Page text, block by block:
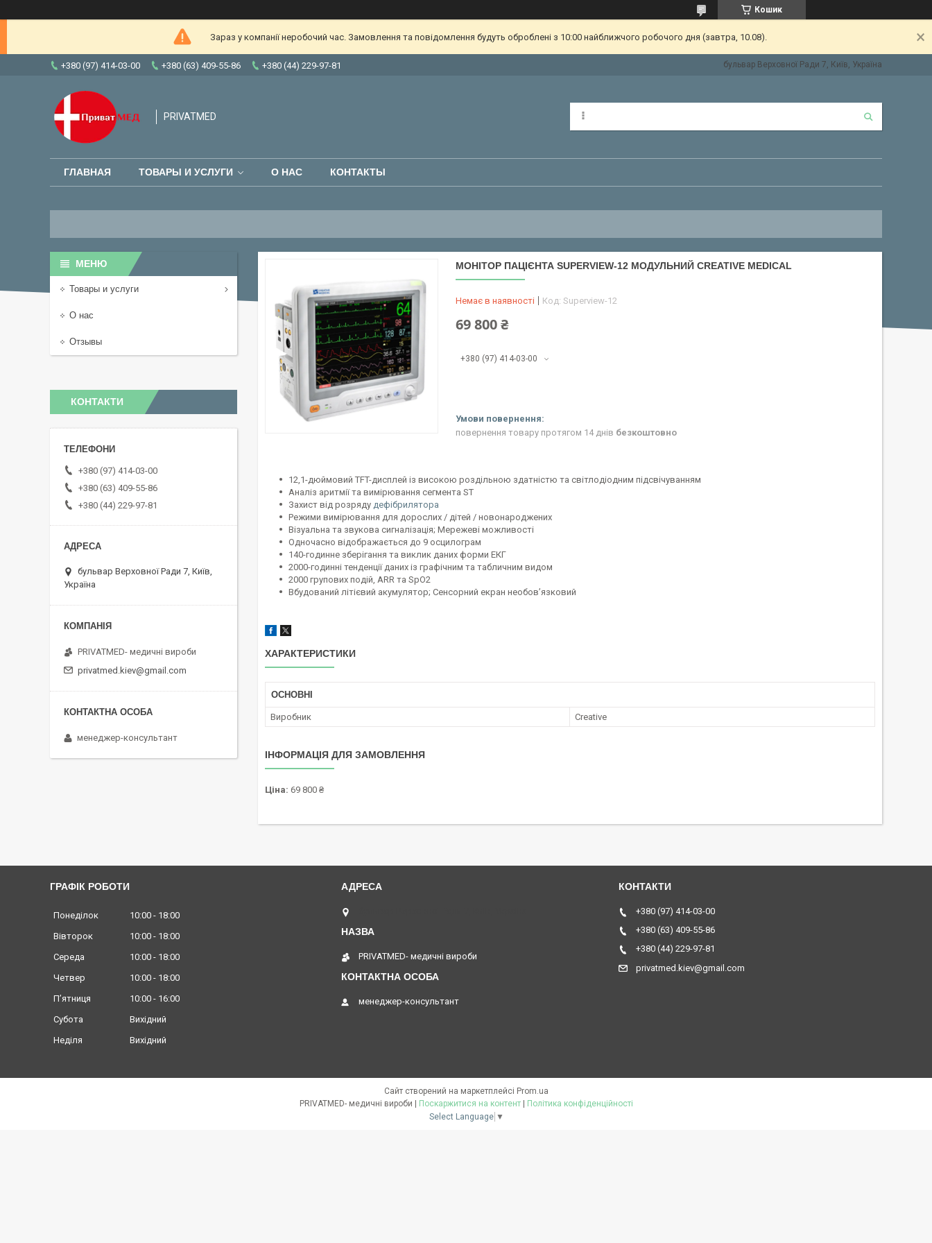
Кошик
Зараз у компанії неробочий час. Замовлення та повідомлення будуть оброблені з 10:00 найближчого робочого дня (завтра, 10.08).
+380 (97) 414-03-00 +380 (63) 409-55-86 +380 (44) 229-97-81 бульвар Верховної Ради 7, Київ, Україна
PRIVATMED
ГЛАВНАЯ ТОВАРЫ И УСЛУГИ О НАС КОНТАКТЫ
МОНІТОР ПАЦІЄНТА SUPERVIEW-12 МОДУЛЬНИЙ CREATIVE MEDICAL
Немає в наявності Код: Superview-12
69 800 ₴
+380 (97) 414-03-00
повернення товару протягом 14 днів безкоштовно
12,1-дюймовий TFT-дисплей із високою роздільною здатністю та світлодіодним підсвічуванням
Аналіз аритмії та вимірювання сегмента ST
Захист від розряду дефібрилятора
Режими вимірювання для дорослих / дітей / новонароджених
Візуальна та звукова сигналізація; Мережеві можливості
Одночасно відображається до 9 осцилограм
140-годинне зберігання та виклик даних форми ЕКГ
2000-годинні тенденції даних із графічним та табличним видом
2000 групових подій, ARR та SpO2
Вбудований літієвий акумулятор; Сенсорний екран необов’язковий
ХАРАКТЕРИСТИКИ
ОСНОВНІ
Виробник Creative
ІНФОРМАЦІЯ ДЛЯ ЗАМОВЛЕННЯ
Ціна: 69 800 ₴
Товары и услуги
О нас
Отзывы
КОНТАКТИ
+380 (97) 414-03-00
+380 (63) 409-55-86
+380 (44) 229-97-81
бульвар Верховної Ради 7, Київ,
Україна
PRIVATMED- медичні вироби
privatmed.kiev@gmail.com
менеджер-консультант
ГРАФІК РОБОТИ
Понеділок 10:00
18:00
Вівторок
10:00
18:00
Середа
10:00
18:00
Четвер
10:00
18:00
Пʼятниця
10:00
16:00
Субота
Вихідний
Неділя
Вихідний
PRIVATMED- медичні вироби
менеджер-консультант
+380 (97) 414-03-00
+380 (63) 409-55-86
+380 (44) 229-97-81
privatmed.kiev@gmail.com
Сайт створений на маркетплейсі Prom.ua
Поскаржитися на контент
Політика конфіденційності
Select Language ▼